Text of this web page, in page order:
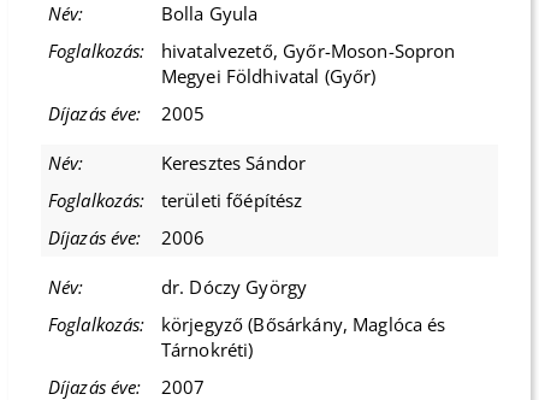
Bolla Gyula
hivatalvezető, Győr-Moson-Sopron
Megyei Földhivatal (Győr)
2005
Keresztes Sándor
területi főépítész
2006
dr. Dóczy György
körjegyző (Bősárkány, Maglóca és
Tárnokréti)
2007